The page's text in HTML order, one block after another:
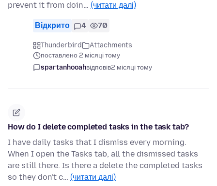
prevent it from doin… (читати далі)
Відкрито 4 70
Thunderbird
Attachments
поставлено 2 місяці тому
spartanhooahвідповів2 місяці тому
How do I delete completed tasks in the task tab?
I have daily tasks that I dismiss every morning.
When I open the Tasks tab, all the dismissed tasks
are still there. Is there a delete the completed tasks
so they don't c… (читати далі)